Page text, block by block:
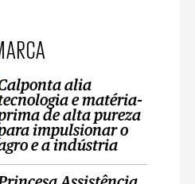
alia
e matéria-
de alta pureza
impulsionar o
e a indústria